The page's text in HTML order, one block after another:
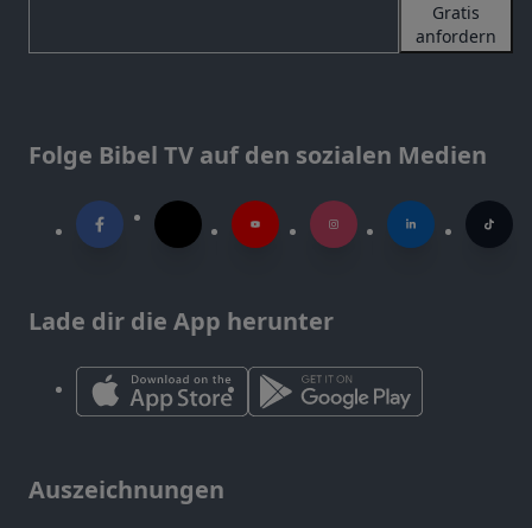
Gratis
anfordern
Folge Bibel TV auf den sozialen Medien
Lade dir die App herunter
Auszeichnungen